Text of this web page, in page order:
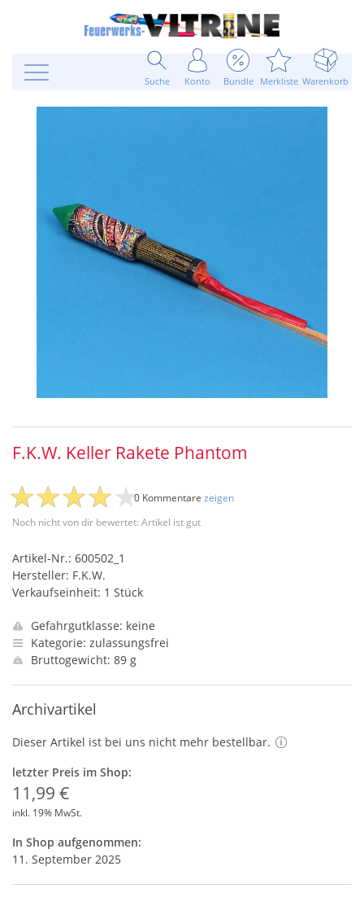
Suche Konto Bundle Merkliste Warenkorb
F.K.W. Keller Rakete Phantom
Noch nicht von dir bewertet: Artikel ist gut
0 Kommentare zeigen
Artikel-Nr.: 600502_1
Hersteller: F.K.W.
Verkaufseinheit: 1 Stück
Gefahrgutklasse: keine
Kategorie: zulassungsfrei
Bruttogewicht: 89 g
Archivartikel
Dieser Artikel ist bei uns nicht mehr bestellbar.
letzter Preis im Shop:
11,99 €
inkl. 19% MwSt.
In Shop aufgenommen:
11. September 2025